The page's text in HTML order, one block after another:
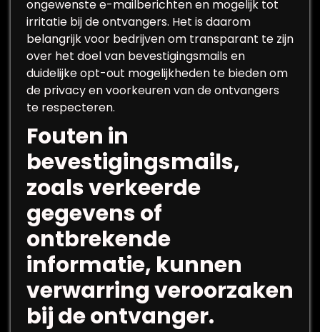
ongewenste e-mailberichten en mogelijk tot
irritatie bij de ontvangers. Het is daarom
belangrijk voor bedrijven om transparant te zijn
over het doel van bevestigingsmails en
duidelijke opt-out mogelijkheden te bieden om
de privacy en voorkeuren van de ontvangers
te respecteren.
Fouten in
bevestigingsmails,
zoals verkeerde
gegevens of
ontbrekende
informatie, kunnen
verwarring veroorzaken
bij de ontvanger.